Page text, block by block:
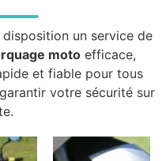
un service de
motoefficace,
et fiable pour tous
votre sécurité sur